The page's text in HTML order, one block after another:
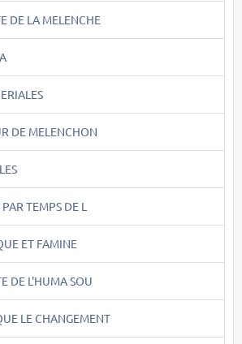
DE LA MELENCHE
DE MELENCHON
TEMPS DE L
ET FAMINE
DE L'HUMA SOU
LE CHANGEMENT